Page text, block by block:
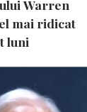
Warren
mai ridicat
luni